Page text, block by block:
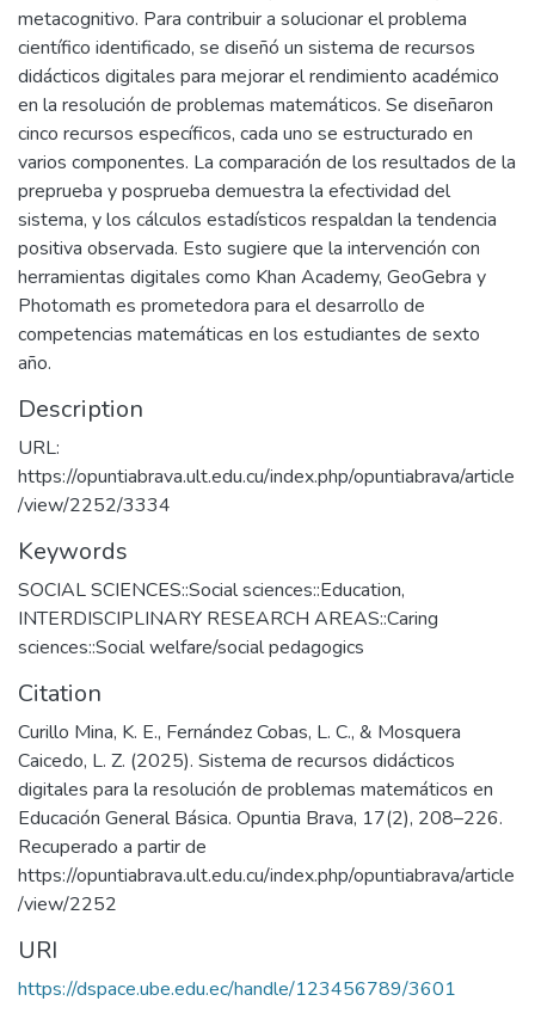
metacognitivo. Para contribuir a solucionar el problema
científico identificado, se diseñó un sistema de recursos
didácticos digitales para mejorar el rendimiento académico
en la resolución de problemas matemáticos. Se diseñaron
cinco recursos específicos, cada uno se estructurado en
varios componentes. La comparación de los resultados de la
preprueba y posprueba demuestra la efectividad del
sistema, y los cálculos estadísticos respaldan la tendencia
positiva observada. Esto sugiere que la intervención con
herramientas digitales como Khan Academy, GeoGebra y
Photomath es prometedora para el desarrollo de
competencias matemáticas en los estudiantes de sexto
año.
Description
URL:
https://opuntiabrava.ult.edu.cu/index.php/opuntiabrava/article
/view/2252/3334
Keywords
SOCIAL SCIENCES::Social sciences::Education,
INTERDISCIPLINARY RESEARCH AREAS::Caring
sciences::Social welfare/social pedagogics
Citation
Curillo Mina, K. E., Fernández Cobas, L. C., & Mosquera
Caicedo, L. Z. (2025). Sistema de recursos didácticos
digitales para la resolución de problemas matemáticos en
Educación General Básica. Opuntia Brava, 17(2), 208–226.
Recuperado a partir de
https://opuntiabrava.ult.edu.cu/index.php/opuntiabrava/article
/view/2252
URI
https://dspace.ube.edu.ec/handle/123456789/3601